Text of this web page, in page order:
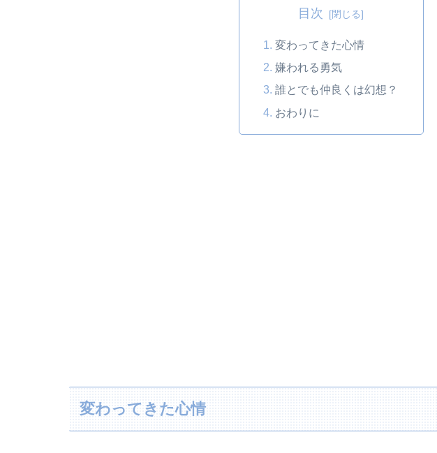
目次
変わってきた心情
嫌われる勇気
誰とでも仲良くは幻想？
おわりに
変わってきた心情